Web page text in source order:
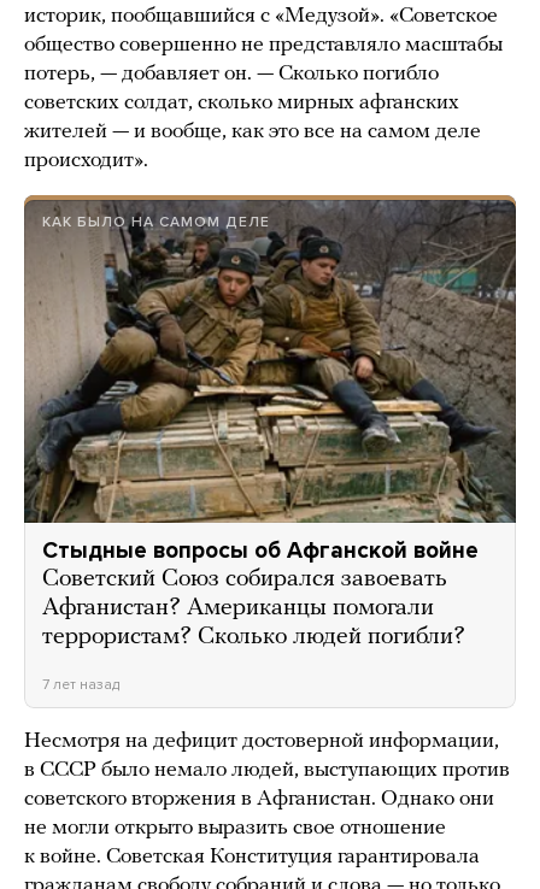
историк, пообщавшийся с «Медузой». «Советское
общество совершенно не представляло масштабы
потерь, — добавляет он. — Сколько погибло
советских солдат, сколько мирных афганских
жителей — и вообще, как это все на самом деле
происходит».
КАК БЫЛО НА САМОМ ДЕЛЕ
Стыдные вопросы об Афганской войне
Советский Союз собирался завоевать
Афганистан? Американцы помогали
террористам? Сколько людей погибли?
7 лет назад
Несмотря на дефицит достоверной информации,
в СССР было немало людей, выступающих против
советского вторжения в Афганистан. Однако они
не могли открыто выразить свое отношение
к войне. Советская Конституция гарантировала